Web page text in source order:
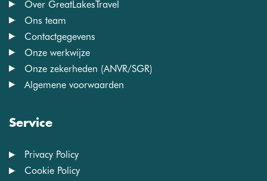
Over GreatLakesTravel
Ons team
Contactgegevens
Onze werkwijze
Onze zekerheden (ANVR/SGR)
Algemene voorwaarden
Service
Privacy Policy
Cookie Policy